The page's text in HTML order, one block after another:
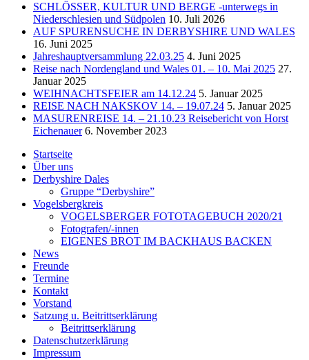
SCHLÖSSER, KULTUR UND BERGE -unterwegs in
Niederschlesien und Südpolen 10. Juli 2026
AUF SPURENSUCHE IN DERBYSHIRE UND WALES
16. Juni 2025
Jahreshauptversammlung 22.03.25 4. Juni 2025
Reise nach Nordengland und Wales 01. – 10. Mai 2025 27.
Januar 2025
WEIHNACHTSFEIER am 14.12.24 5. Januar 2025
REISE NACH NAKSKOV 14. – 19.07.24 5. Januar 2025
MASURENREISE 14. – 21.10.23 Reisebericht von Horst
Eichenauer 6. November 2023
Startseite
Über uns
Derbyshire Dales
Gruppe “Derbyshire”
Vogelsbergkreis
VOGELSBERGER FOTOTAGEBUCH 2020/21
Fotografen/-innen
EIGENES BROT IM BACKHAUS BACKEN
News
Freunde
Termine
Kontakt
Vorstand
Satzung u. Beitrittserklärung
Beitrittserklärung
Datenschutzerklärung
Impressum